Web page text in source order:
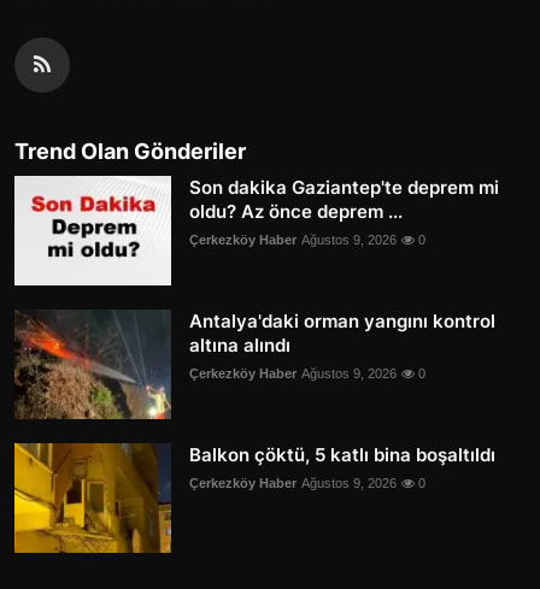
Trend Olan Gönderiler
Son dakika Gaziantep'te deprem mi
oldu? Az önce deprem ...
Çerkezköy Haber Ağustos 9, 2026 0
Antalya'daki orman yangını kontrol
altına alındı
Çerkezköy Haber Ağustos 9, 2026 0
Balkon çöktü, 5 katlı bina boşaltıldı
Çerkezköy Haber Ağustos 9, 2026 0